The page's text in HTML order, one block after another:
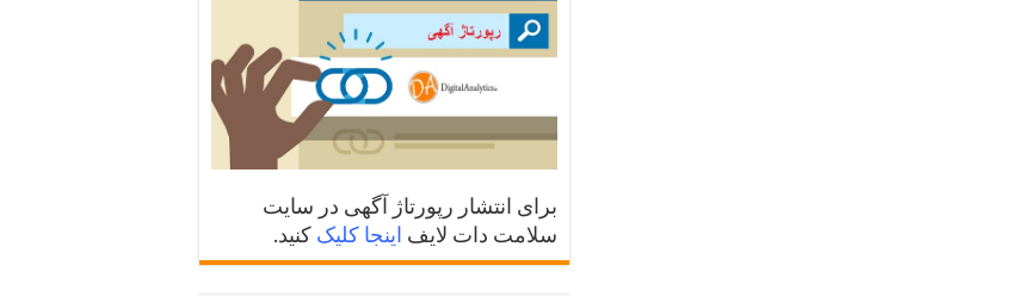
برای انتشار رپورتاژ آگهی در سایت
سلامت دات لایف اینجا کلیک کنید.